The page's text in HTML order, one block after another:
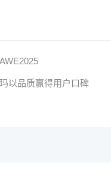
以品质赢得用户口碑